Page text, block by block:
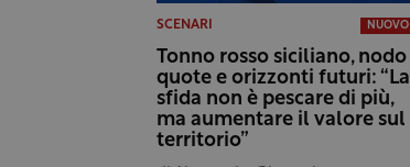
SCENARI NUOVO
Tonno rosso siciliano, nodo
quote e orizzonti futuri: “La
sfida non è pescare di più,
ma aumentare il valore sul
territorio”